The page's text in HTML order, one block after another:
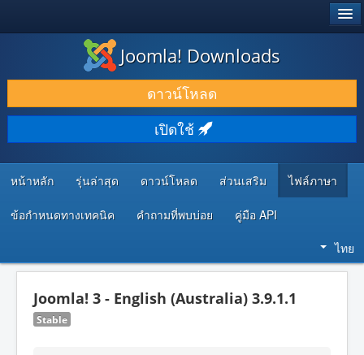
ดาวน์โหลด & ส่วนเสริม
ค้นคว้า & เรียนรู้
ชุมชน & สนับสนุน
ทรัพยากรสำหรับนักพัฒนา
Joomla! Downloads
ดาวน์โหลด
เปิดใช้
หน้าหลัก รุ่นล่าสุด ดาวน์โหลด ส่วนเสริม ไฟล์ภาษา
ข้อกำหนดทางเทคนิค คำถามที่พบบ่อย คู่มือ API
ไทย
Joomla! 3 - English (Australia) 3.9.1.1
Stable